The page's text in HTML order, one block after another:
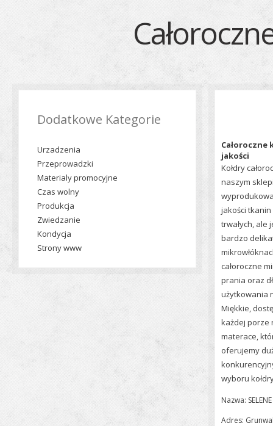
Dodatkowe Kategorie
Urzadzenia
Przeprowadzki
Materialy promocyjne
Czas wolny
Produkcja
Zwiedzanie
Kondycja
Strony www
Całoroczne
jakości
Kołdry
naszym
jakości
trwałych, ale
bardzo
całoroczne
prania oraz
użytkowania
Miękkie,
każdej porze
materace,
oferujemy
wyboru
Nazwa:
Adres: